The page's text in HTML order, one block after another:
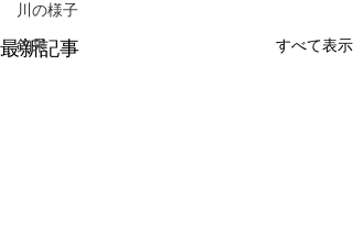
川の様子
釣果
最新記事 すべて表示